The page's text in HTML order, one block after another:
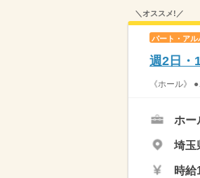
＼オススメ!／
パート・アル
週2日・
《ホール》
ホー
埼玉
時給